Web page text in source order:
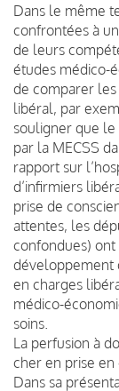
Dans le même
confrontées à
de leurs
études médico-
de comparer
libéral, par
souligner que le
par la MECSS
rapport sur
d’infirmiers
prise de
attentes, les
confondues) ont
développement
en charges
médico-
soins.
La perfusion à
cher en prise en
Dans sa